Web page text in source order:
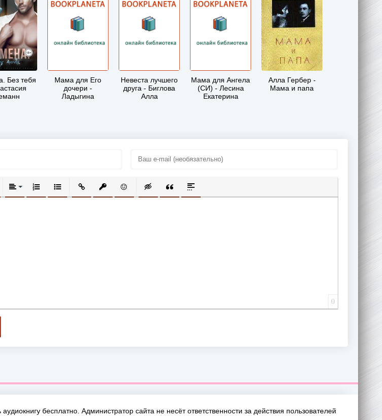
Без тебя
Мама для Его
дочери -
Ладыгина
Невеста лучшего
друга - Биглова
Алла
Мама для Ангела
(СИ) - Лесина
Екатерина
Алла Гербер -
Мама и папа
ВЫРАВНИВАНИЕ
НУМЕРОВАННЫЙ СПИСОК
МАРКИРОВАННЫЙ СПИСОК
ВСТАВИТЬ ССЫЛКУ
ВСТАВИТЬ ЗАЩИЩЕННУЮ ССЫЛКУ
ВСТАВИТЬ СМАЙЛИК
ВСТАВКА СКРЫТОГО ТЕКСТА
ВСТАВКА ЦИТАТЫ
ВСТАВКА СПОЙЛЕРА
0
бесплатно. Администратор сайта не несёт ответственности за действия пользователей